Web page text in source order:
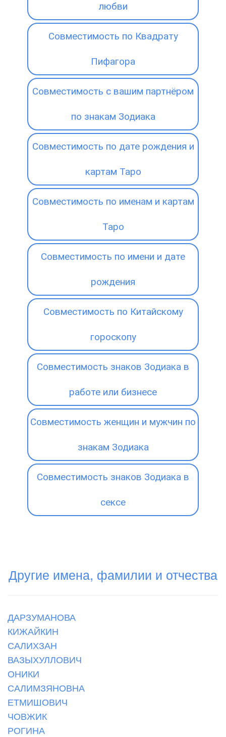
любви
Совместимость по Квадрату
Пифагора
Совместимость с вашим партнёром
по знакам Зодиака
Совместимость по дате рождения и
картам Таро
Совместимость по именам и картам
Таро
Совместимость по имени и дате
рождения
Совместимость по Китайскому
гороскопу
Совместимость знаков Зодиака в
работе или бизнесе
Совместимость женщин и мужчин по
знакам Зодиака
Совместимость знаков Зодиака в
сексе
Другие имена, фамилии и отчества
ДАРЗУМАНОВА
КИЖАЙКИН
САЛИХЗАН
ВАЗЫХУЛЛОВИЧ
ОНИКИ
САЛИМЗЯНОВНА
ЕТМИШОВИЧ
ЧОВЖИК
РОГИНА